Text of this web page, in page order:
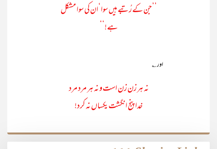
’’جن کے رُتبے ہیں سوا‘ان کی سوا مشکل
ہے!‘‘
اور ؎
نہ ہر زن زن است و نہ ہر مرد مرد
خدا پنج انگشت یکساں نہ کرد!